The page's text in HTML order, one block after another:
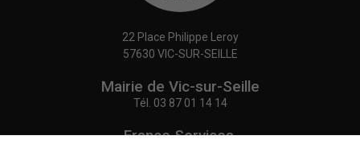
22 Place Philippe Leroy
57630 VIC-SUR-SEILLE
Mairie de Vic-sur-Seille
Tél. 03 87 01 14 14
France Services,